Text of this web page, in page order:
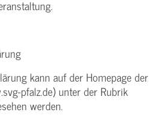
kann auf der Homepage der
pfalz.de) unter der Rubrik
werden.